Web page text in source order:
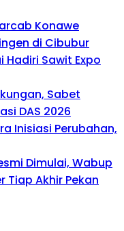
Konawe
di Cibubur
Hadiri Sawit Expo
Sabet
DAS 2026
Inisiasi Perubahan,
Dimulai, Wabup
Tiap Akhir Pekan